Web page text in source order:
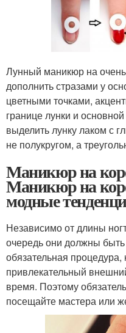
Лунный маникюр на
дополнить стразами у
цветными точками,
границе лунки и
выделить лунку лаком с
не полукругом, а
Маникюр на
Маникюр на
модные
Независимо от длины
очередь они должны
обязательная
привлекательный
время. Поэтому
посещайте мастера или